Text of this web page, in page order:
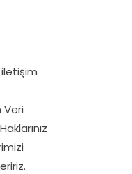
Veri